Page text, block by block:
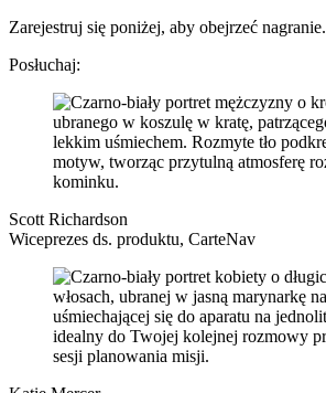
Zarejestruj się poniżej, aby obejrzeć nagranie.
Posłuchaj:
Scott Richardson
Wiceprezes ds. produktu, CarteNav